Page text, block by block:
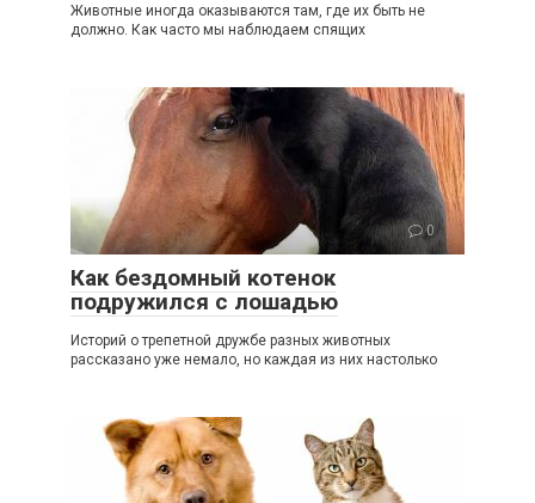
Животные иногда оказываются там, где их быть не
должно. Как часто мы наблюдаем спящих
0
Как бездомный котенок
подружился с лошадью
Историй о трепетной дружбе разных животных
рассказано уже немало, но каждая из них настолько